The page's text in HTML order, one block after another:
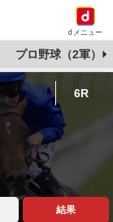
dメニュー
プロ野球（2軍）
6R
結果